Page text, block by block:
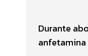
Durante